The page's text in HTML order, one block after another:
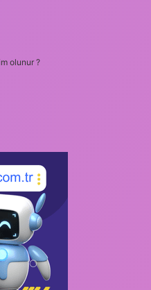
olunur ?